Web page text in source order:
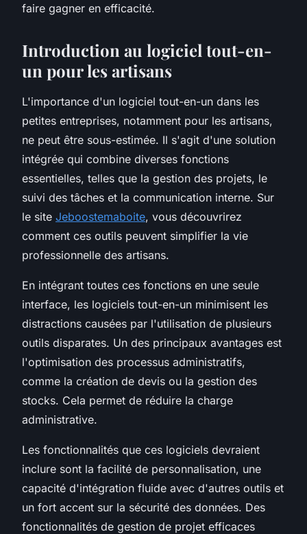
faire gagner en efficacité.
Introduction au logiciel tout-en-
un pour les artisans
L'importance d'un logiciel tout-en-un dans les
petites entreprises, notamment pour les artisans,
ne peut être sous-estimée. Il s'agit d'une solution
intégrée qui combine diverses fonctions
essentielles, telles que la gestion des projets, le
suivi des tâches et la communication interne. Sur
le site Jeboostemaboite, vous découvrirez
comment ces outils peuvent simplifier la vie
professionnelle des artisans.
En intégrant toutes ces fonctions en une seule
interface, les logiciels tout-en-un minimisent les
distractions causées par l'utilisation de plusieurs
outils disparates. Un des principaux avantages est
l'optimisation des processus administratifs,
comme la création de devis ou la gestion des
stocks. Cela permet de réduire la charge
administrative.
Les fonctionnalités que ces logiciels devraient
inclure sont la facilité de personnalisation, une
capacité d'intégration fluide avec d'autres outils et
un fort accent sur la sécurité des données. Des
fonctionnalités de gestion de projet efficaces